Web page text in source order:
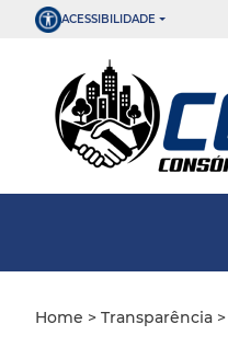
ACESSIBILIDADE
Home > Transparência